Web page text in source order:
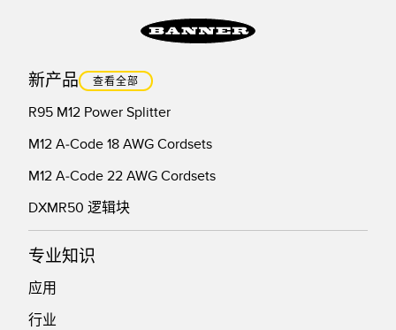
新产品 查看全部
R95 M12 Power Splitter
M12 A-Code 18 AWG Cordsets
M12 A-Code 22 AWG Cordsets
DXMR50 逻辑块
专业知识
应用
行业